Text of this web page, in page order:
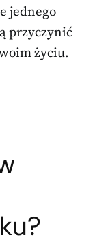
jednego
przyczynić
życiu.